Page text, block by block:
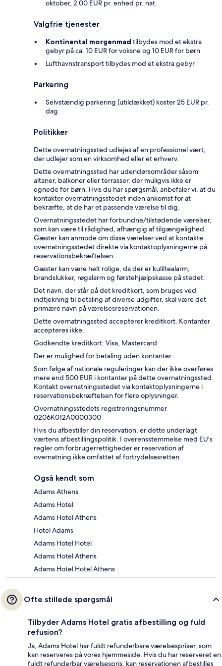
oktober, 2.00 EUR pr. enhed pr. nat.
Valgfrie tjenester
Kontinental morgenmad tilbydes mod et ekstra
gebyr på ca. 10 EUR for voksne og 10 EUR for børn
Lufthavnstransport tilbydes mod et ekstra gebyr
Parkering
Selvstændig parkering (utildækket) koster 25 EUR pr.
dag
Politikker
Dette overnatningssted udlejes af en professionel vært,
der udlejer som en virksomhed eller et erhverv.
Dette overnatningssted har udendørsområder såsom
altaner, balkoner eller terrasser, der muligvis ikke er
egnede for børn. Hvis du har spørgsmål, anbefaler vi, at du
kontakter overnatningsstedet inden ankomst for at
bekræfte, at de har et passende værelse til dig.
Overnatningsstedet har forbundne/tilstødende værelser,
som kan være til rådighed, afhængig af tilgængelighed.
Gæster kan anmode om disse værelser ved at kontakte
overnatningsstedet direkte via kontaktoplysningerne på
reservationsbekræftelsen.
Gæster kan være helt rolige, da der er kuliltealarm,
brandslukker, røgalarm og førstehjælpskasse på stedet.
Det navn, der står på det kreditkort, som bruges ved
indtjekning til betaling af diverse udgifter, skal være det
primære navn på værelsesreservationen.
Dette overnatningssted accepterer kreditkort. Kontanter
accepteres ikke.
Godkendte kreditkort: Visa, Mastercard
Der er mulighed for betaling uden kontanter.
Som følge af nationale reguleringer kan der ikke overføres
mere end 500 EUR i kontanter på dette overnatningssted.
Kontakt overnatningsstedet via kontaktoplysningerne i
reservationsbekræftelsen for flere oplysninger.
Overnatningsstedets registreringsnummer
0206Κ012A0000300
Hvis du afbestiller din reservation, er dette underlagt
værtens afbestillingspolitik. I overensstemmelse med EU's
regler om forbrugerrettigheder er reservation af
overnatning ikke omfattet af fortrydelsesretten.
Også kendt som
Adams Athens
Adams Hotel
Adams Hotel Athens
Hotel Adams
Adams Hotel Hotel
Adams Hotel Athens
Adams Hotel Hotel Athens
Ofte stillede spørgsmål
Tilbyder Adams Hotel gratis afbestilling og fuld
refusion?
Ja, Adams Hotel har fuldt refunderbare værelsespriser, som
kan reserveres på vores hjemmeside. Hvis du har reserveret en
fuldt refunderbar værelsespris, kan reservationen afbestilles